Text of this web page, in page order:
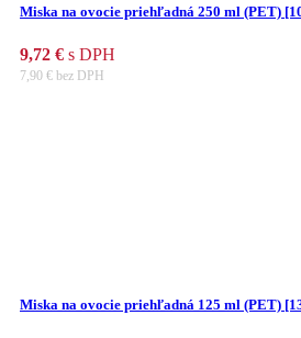
Miska na ovocie priehľadná 250 ml (PET)
9,72 € s DPH
7,90 € bez DPH
Miska na ovocie priehľadná 125 ml (PET)